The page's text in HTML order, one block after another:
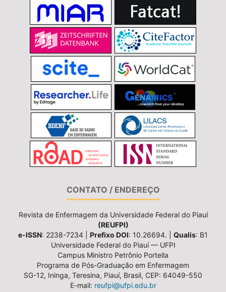
CONTATO / ENDEREÇO
Revista de Enfermagem da Universidade Federal do Piauí
(REUFPI)
e-ISSN: 2238-7234 | Prefixo DOI: 10.26694. | Qualis: B1
Universidade Federal do Piauí — UFPI
Campus Ministro Petrônio Portella
Programa de Pós-Graduação em Enfermagem
SG-12, Ininga, Teresina, Piauí, Brasil, CEP: 64049-550
E-mail: reufpi@ufpi.edu.br